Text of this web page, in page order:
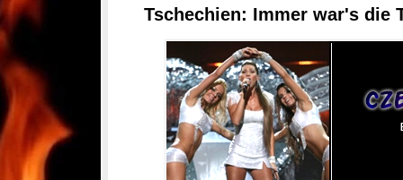
Tschechien: Immer war's die